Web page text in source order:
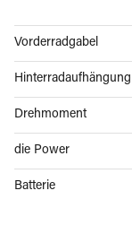
Vorderradgabel
Hinterradaufhängung
Drehmoment
die Power
Batterie